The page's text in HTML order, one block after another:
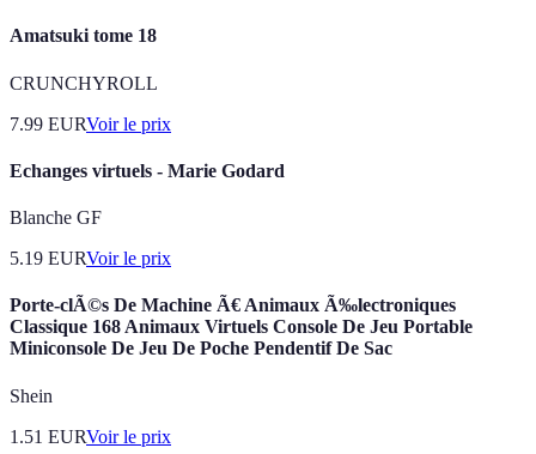
Amatsuki tome 18
CRUNCHYROLL
7.99 EURVoir le prix
Echanges virtuels - Marie Godard
Blanche GF
5.19 EURVoir le prix
Porte-clÃ©s De Machine Ã€ Animaux Ã‰lectroniques
Classique 168 Animaux Virtuels Console De Jeu Portable
Miniconsole De Jeu De Poche Pendentif De Sac
Shein
1.51 EURVoir le prix